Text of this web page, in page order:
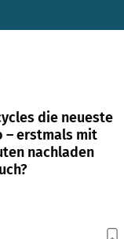
die neueste
– erstmals mit
nachladen